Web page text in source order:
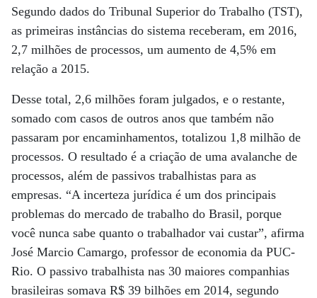
Segundo dados do Tribunal Superior do Trabalho (TST),
as primeiras instâncias do sistema receberam, em 2016,
2,7 milhões de processos, um aumento de 4,5% em
relação a 2015.
Desse total, 2,6 milhões foram julgados, e o restante,
somado com casos de outros anos que também não
passaram por encaminhamentos, totalizou 1,8 milhão de
processos. O resultado é a criação de uma avalanche de
processos, além de passivos trabalhistas para as
empresas. “A incerteza jurídica é um dos principais
problemas do mercado de trabalho do Brasil, porque
você nunca sabe quanto o trabalhador vai custar”, afirma
José Marcio Camargo, professor de economia da PUC-
Rio. O passivo trabalhista nas 30 maiores companhias
brasileiras somava R$ 39 bilhões em 2014, segundo